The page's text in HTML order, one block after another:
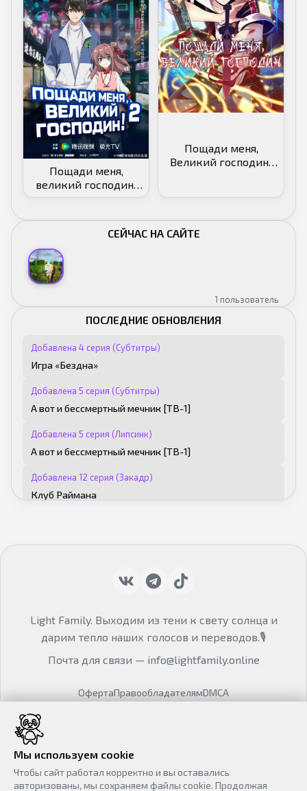
Пощади меня,
великий господин!
[ТВ-2]
Пощади меня,
Великий господин!
ПОСЛЕДНИЕ ОБНОВЛЕНИЯ
Добавлена 4 серия (Субтитры)
Игра «Бездна»
Добавлена 5 серия (Субтитры)
А вот и бессмертный мечник [ТВ-1]
Добавлена 5 серия (Липсинк)
А вот и бессмертный мечник [ТВ-1]
Добавлена 12 серия (Закадр)
Клуб Раймана
Рассекая небосвод
Империя Силин
Вечная воля [ТВ-2]
Добавлена 2 серия (Субтитры)
Всемогущая лавочка любви
Добавлена 3 серия (Липсинк)
Игра «Бездна»
Добавлена 6 серия (Дубляж)
СЕЙЧАС НА САЙТЕ
1 пользователь
Light Family. Выходим из тени к свету солнца и
дарим тепло наших голосов и переводов.🎙
Почта для связи — info@lightfamily.online
ОфертаПравообладателямDMCA
2023 - 2026
Мы используем cookie
Чтобы сайт работал корректно и вы оставались
авторизованы, мы сохраняем файлы cookie. Продолжая